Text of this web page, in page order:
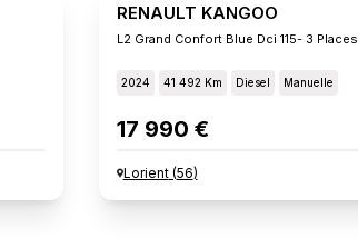
RENAULT KANGOO
L2 Grand Confort Blue Dci 115- 3 Places
2024 41 492 Km Diesel Manuelle
17 990 €
Lorient(56)